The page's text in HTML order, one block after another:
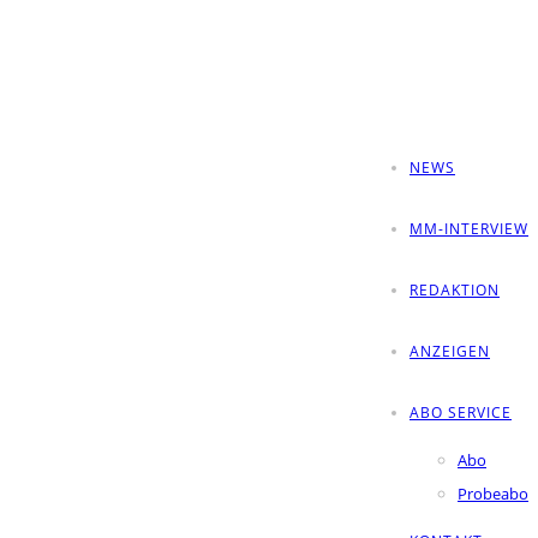
NEWS
MM-INTERVIEW
REDAKTION
ANZEIGEN
ABO SERVICE
Abo
Probeabo